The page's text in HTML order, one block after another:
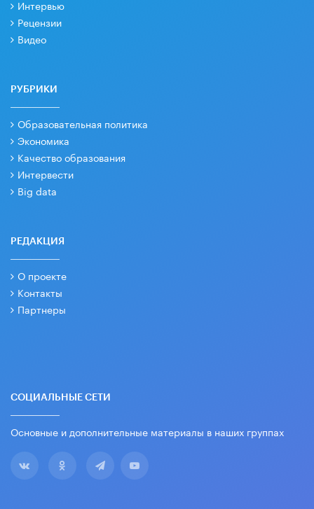
Интервью
Рецензии
Видео
РУБРИКИ
Образовательная политика
Экономика
Качество образования
Интервести
Big data
РЕДАКЦИЯ
О проекте
Контакты
Партнеры
СОЦИАЛЬНЫЕ СЕТИ
Основные и дополнительные материалы в наших группах